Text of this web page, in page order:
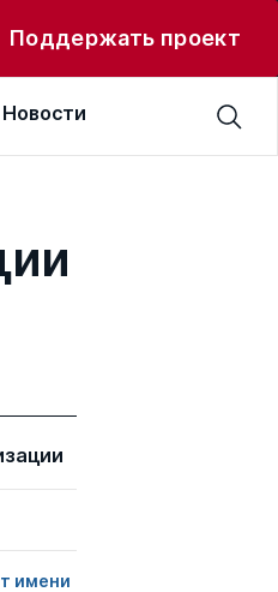
Поддержать проект
Новости
имени